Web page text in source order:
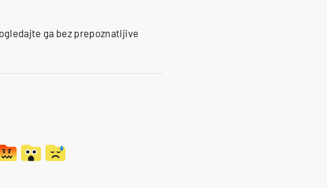
ga bez prepoznatljive